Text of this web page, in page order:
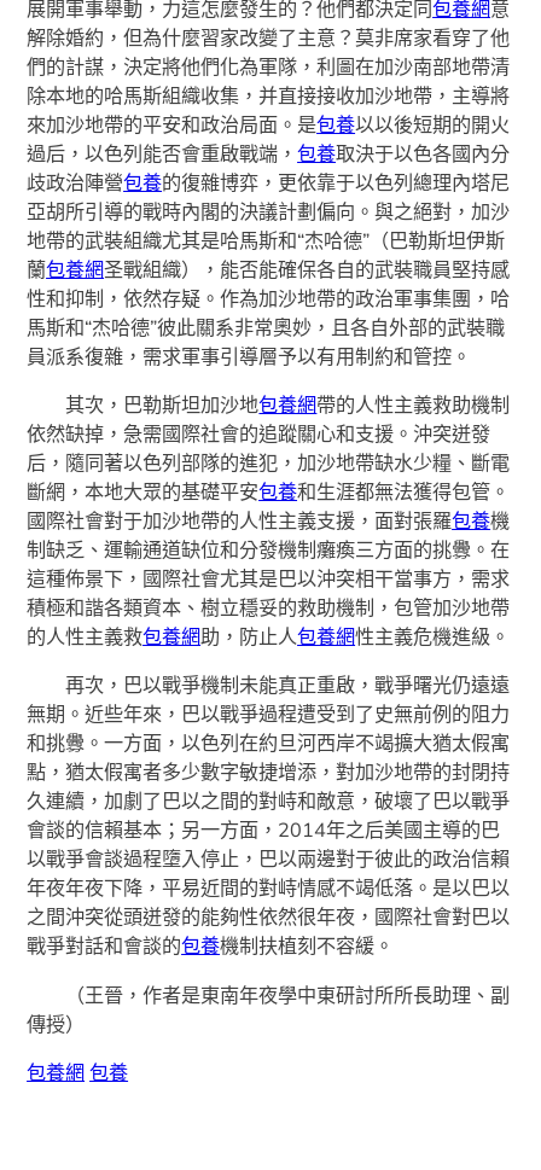
展開軍事舉動，力這怎麼發生的？他們都決定同包養網意
解除婚約，但為什麼習家改變了主意？莫非席家看穿了他
們的計謀，決定將他們化為軍隊，利圖在加沙南部地帶清
除本地的哈馬斯組織收集，并直接接收加沙地帶，主導將
來加沙地帶的平安和政治局面。是包養以以後短期的開火
過后，以色列能否會重啟戰端，包養取決于以色各國內分
歧政治陣營包養的復雜博弈，更依靠于以色列總理內塔尼
亞胡所引導的戰時內閣的決議計劃偏向。與之絕對，加沙
地帶的武裝組織尤其是哈馬斯和“杰哈德”（巴勒斯坦伊斯
蘭包養網圣戰組織），能否能確保各自的武裝職員堅持感
性和抑制，依然存疑。作為加沙地帶的政治軍事集團，哈
馬斯和“杰哈德”彼此關系非常奧妙，且各自外部的武裝職
員派系復雜，需求軍事引導層予以有用制約和管控。
其次，巴勒斯坦加沙地包養網帶的人性主義救助機制
依然缺掉，急需國際社會的追蹤關心和支援。沖突迸發
后，隨同著以色列部隊的進犯，加沙地帶缺水少糧、斷電
斷網，本地大眾的基礎平安包養和生涯都無法獲得包管。
國際社會對于加沙地帶的人性主義支援，面對張羅包養機
制缺乏、運輸通道缺位和分發機制癱瘓三方面的挑釁。在
這種佈景下，國際社會尤其是巴以沖突相干當事方，需求
積極和諧各類資本、樹立穩妥的救助機制，包管加沙地帶
的人性主義救包養網助，防止人包養網性主義危機進級。
再次，巴以戰爭機制未能真正重啟，戰爭曙光仍遠遠
無期。近些年來，巴以戰爭過程遭受到了史無前例的阻力
和挑釁。一方面，以色列在約旦河西岸不竭擴大猶太假寓
點，猶太假寓者多少數字敏捷增添，對加沙地帶的封閉持
久連續，加劇了巴以之間的對峙和敵意，破壞了巴以戰爭
會談的信賴基本；另一方面，2014年之后美國主導的巴
以戰爭會談過程墮入停止，巴以兩邊對于彼此的政治信賴
年夜年夜下降，平易近間的對峙情感不竭低落。是以巴以
之間沖突從頭迸發的能夠性依然很年夜，國際社會對巴以
戰爭對話和會談的包養機制扶植刻不容緩。
（王晉，作者是東南年夜學中東研討所所長助理、副
傳授）
包養網 包養